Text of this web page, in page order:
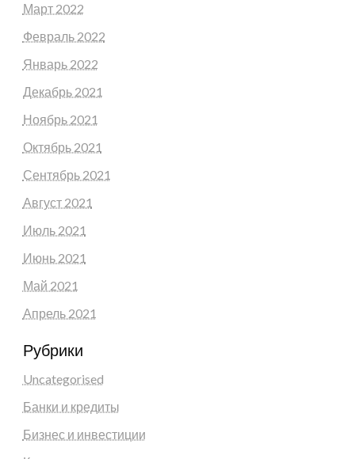
Март 2022
Февраль 2022
Январь 2022
Декабрь 2021
Ноябрь 2021
Октябрь 2021
Сентябрь 2021
Август 2021
Июль 2021
Июнь 2021
Май 2021
Апрель 2021
Рубрики
Uncategorised
Банки и кредиты
Бизнес и инвестиции